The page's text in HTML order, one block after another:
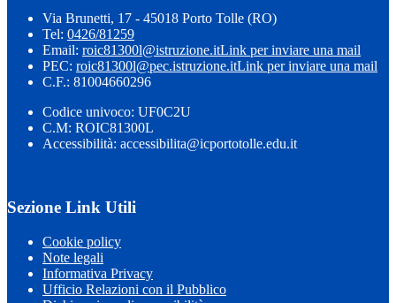
Via Brunetti, 17 - 45018 Porto Tolle (RO)
Tel: 0426/81259
Email: roic81300l@istruzione.itLink per inviare una mail
PEC: roic81300l@pec.istruzione.itLink per inviare una mail
C.F.: 81004660296
Codice univoco: UF0C2U
C.M: ROIC81300L
Accessibilità: accessibilita@icportotolle.edu.it
Sezione Link Utili
Cookie policy
Note legali
Informativa Privacy
Ufficio Relazioni con il Pubblico